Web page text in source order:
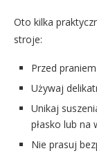
Oto kilka
stroje:
Przed
Używaj
Unikaj
płasko lub na
Nie prasuj